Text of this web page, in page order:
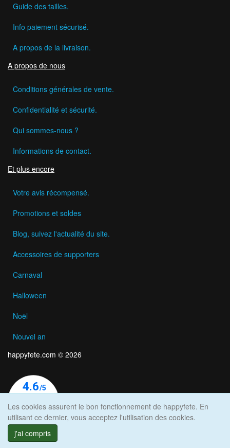
Guide des tailles.
Info paiement sécurisé.
A propos de la livraison.
A propos de nous
Conditions générales de vente.
Confidentialité et sécurité.
Qui sommes-nous ?
Informations de contact.
Et plus encore
Votre avis récompensé.
Promotions et soldes
Blog, suivez l'actualité du site.
Accessoires de supporters
Carnaval
Halloween
Noël
Nouvel an
happyfete.com © 2026
Les cookies assurent le bon fonctionnement de happyfete. En
utilisant ce dernier, vous acceptez l'utilisation des cookies.
j'ai compris